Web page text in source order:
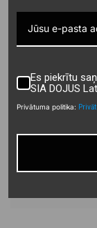
Es piekrītu
SIA DOJUS
Privātuma politika: